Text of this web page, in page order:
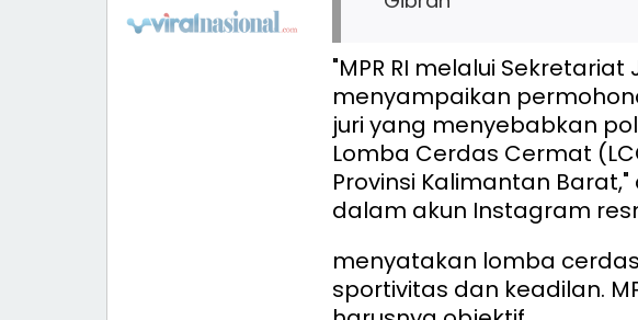
"MPR RI melalui Sekretariat
menyampaikan
juri yang menyebabkan
Lomba Cerdas Cermat
Provinsi Kalimantan
dalam akun Instagram
menyatakan lomba
sportivitas dan keadilan.